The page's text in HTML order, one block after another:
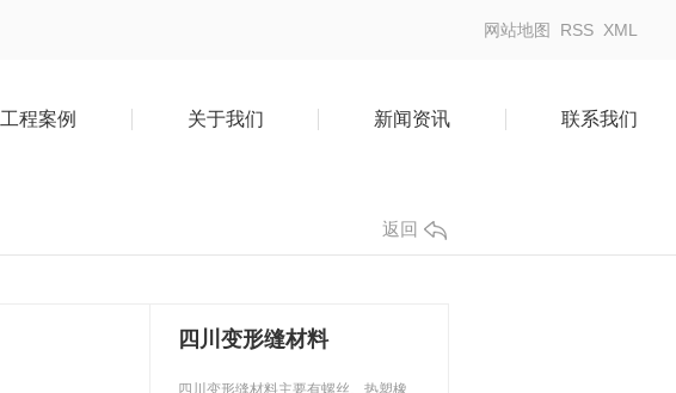
网站地图 RSS XML
工程案例 关于我们 新闻资讯 联系我们
返回
四川变形缝材料